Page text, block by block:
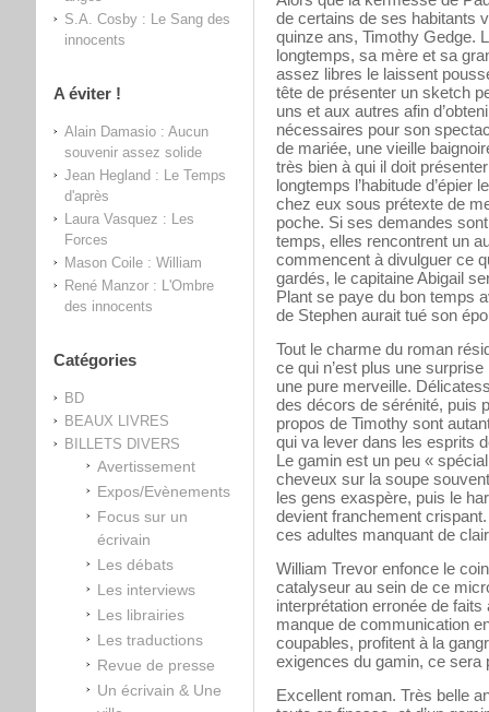
S.A. Cosby : Le Sang des
innocents
A éviter !
Alain Damasio : Aucun
souvenir assez solide
Jean Hegland : Le Temps
d'après
Laura Vasquez : Les
Forces
Mason Coile : William
René Manzor : L'Ombre
des innocents
Catégories
BD
BEAUX LIVRES
BILLETS DIVERS
Avertissement
Expos/Evènements
Focus sur un
écrivain
Les débats
Les interviews
Les librairies
Les traductions
Revue de presse
Un écrivain & Une
de certains de ses habitants
quinze ans, Timothy Gedge.
longtemps, sa mère et sa
assez libres le laissent
tête de présenter un sketch
uns et aux autres afin
nécessaires pour son
de mariée, une vieille
très bien à qui il doit
longtemps l’habitude d’épier
chez eux sous prétexte de
poche. Si ses demandes
temps, elles rencontrent un
commencent à divulguer ce
gardés, le capitaine Abigail
Plant se paye du bon temps
de Stephen aurait tué son
Tout le charme du roman
ce qui n’est plus une
une pure merveille.
des décors de sérénité, puis
propos de Timothy sont
qui va lever dans les esprits
Le gamin est un peu «
cheveux sur la soupe
les gens exaspère, puis le
devient franchement
ces adultes manquant de
William Trevor enfonce le
catalyseur au sein de ce
interprétation erronée de
manque de communication
coupables, profitent à la
exigences du gamin, ce sera
Excellent roman. Très belle